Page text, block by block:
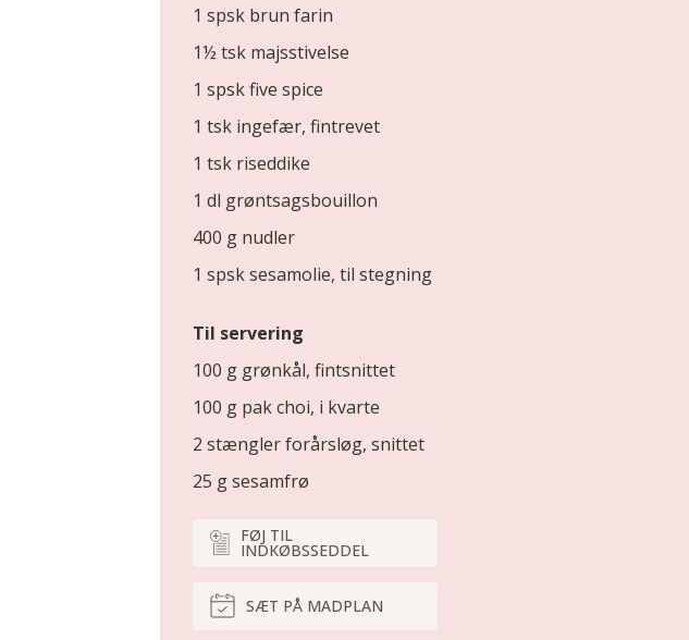
1 spsk brun farin
1½ tsk majsstivelse
1 spsk five spice
1 tsk ingefær, fintrevet
1 tsk riseddike
1 dl grøntsagsbouillon
400 g nudler
1 spsk sesamolie, til stegning
Til servering
100 g grønkål, fintsnittet
100 g pak choi, i kvarte
2 stængler forårsløg, snittet
25 g sesamfrø
FØJ TIL
INDKØBSSEDDEL
SÆT PÅ MADPLAN